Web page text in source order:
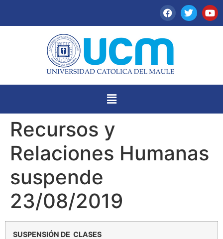
Recursos y
Relaciones Humanas
suspende
23/08/2019
SUSPENSIÓN DE CLASES